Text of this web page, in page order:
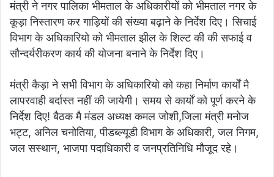
मंत्री ने नगर पालिका भीमताल के अधिकारीयों को भीमताल नगर के
कूड़ा निस्तारण कर गाड़ियों की संख्या बढ़ाने के निर्देश दिए। सिचाई
विभाग के अधिकारियो को भीमताल झील के शिल्ट की की सफाई व
सौन्दर्यरीकरण कार्य की योजना बनाने के निर्देश दिए।
मंत्री कैड़ा ने सभी विभाग के अधिकारियो को कहा निर्माण कार्यों मै
लापरवाही बर्दास्त नहीं की जायेगी। समय से कार्यों को पूर्ण करने के
निर्देश दिए! बैठक मै मंडल अध्यक्ष कमल जोशी,जिला मंत्री मनोज
भट्ट, अनिल चनोतिया, पीडब्ल्यूडी विभाग के अधिकारी, जल निगम,
जल सस्थान, भाजपा पदाधिकारी व जनप्रतिनिधि मौजूद रहे।